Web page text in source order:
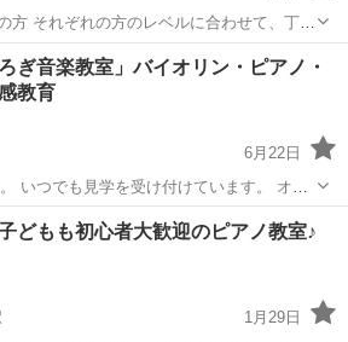
、丁寧
3400-8338 (メールは見られないことがあります) お試...
ピアノ ソルフェージュ
ろぎ音楽教室」バイオリン・ピアノ・
教育
6月22日
いつでも見学を受け付けています。 オー
ください。 ホームページ
http://www.hotaka-g.com/himorogi/ 月謝 バイオリ...
駅 ピアノ 幼児
どもも初心者大歓迎のピアノ教室♪
1月29日